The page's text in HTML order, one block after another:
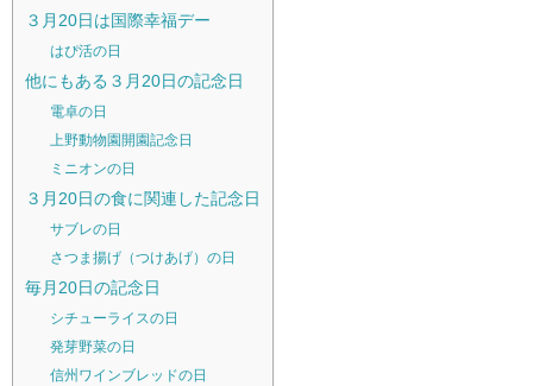
３月20日は国際幸福デー
はぴ活の日
他にもある３月20日の記念日
電卓の日
上野動物園開園記念日
ミニオンの日
３月20日の食に関連した記念日
サブレの日
さつま揚げ（つけあげ）の日
毎月20日の記念日
シチューライスの日
発芽野菜の日
信州ワインブレッドの日